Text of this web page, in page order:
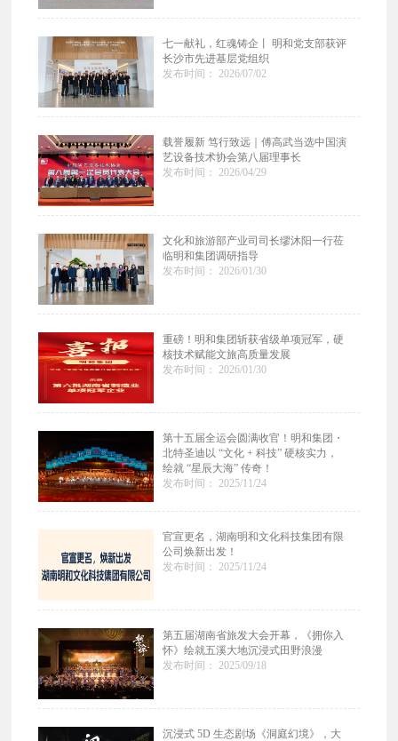
七一献礼，红魂铸企丨 明和党支部获评
长沙市先进基层党组织
发布时间： 2026/07/02
载誉履新 笃行致远｜傅高武当选中国演
艺设备技术协会第八届理事长
发布时间： 2026/04/29
文化和旅游部产业司司长缪沐阳一行莅
临明和集团调研指导
发布时间： 2026/01/30
重磅！明和集团斩获省级单项冠军，硬
核技术赋能文旅高质量发展
发布时间： 2026/01/30
第十五届全运会圆满收官！明和集团・
北特圣迪以 “文化 + 科技” 硬核实力，
绘就 “星辰大海” 传奇！
发布时间： 2025/11/24
官宣更名，湖南明和文化科技集团有限
公司焕新出发！
发布时间： 2025/11/24
第五届湖南省旅发大会开幕，《拥你入
怀》绘就五溪大地沉浸式田野浪漫
发布时间： 2025/09/18
沉浸式 5D 生态剧场《洞庭幻境》，大